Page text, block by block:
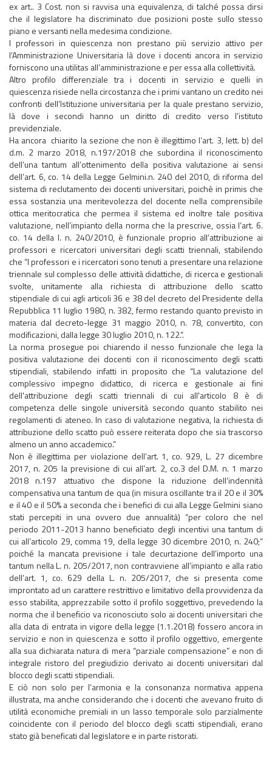
ex art.. 3 Cost. non si ravvisa una equivalenza, di talché possa dirsi
che il legislatore ha discriminato due posizioni poste sullo stesso
piano e versanti nella medesima condizione.
I professori in quiescenza non prestano più servizio attivo per
l’Amministrazione Universitaria là dove i docenti ancora in servizio
forniscono una utilitas all’amministrazione e per essa alla collettività.
Altro profilo differenziale tra i docenti in servizio e quelli in
quiescenza risiede nella circostanza che i primi vantano un credito nei
confronti dell’Istituzione universitaria per la quale prestano servizio,
là dove i secondi hanno un diritto di credito verso l’istituto
previdenziale.
Ha ancora chiarito la sezione che non è illegittimo l’art. 3, lett. b) del
d.m. 2 marzo 2018, n.197/2018 che subordina il riconoscimento
dell’una tantum all’ottenimento della positiva valutazione ai sensi
dell’art. 6, co. 14 della Legge Gelmini.n. 240 del 2010, di riforma del
sistema di reclutamento dei docenti universitari, poichè in primis che
essa sostanzia una meritevolezza del docente nella comprensibile
ottica meritocratica che permea il sistema ed inoltre tale positiva
valutazione, nell’impianto della norma che la prescrive, ossia l’art. 6.
co. 14 della l. n. 240/2010, è funzionale proprio all’attribuzione ai
professori e ricercatori universitari degli scatti triennali, stabilendo
che “I professori e i ricercatori sono tenuti a presentare una relazione
triennale sul complesso delle attività didattiche, di ricerca e gestionali
svolte, unitamente alla richiesta di attribuzione dello scatto
stipendiale di cui agli articoli 36 e 38 del decreto del Presidente della
Repubblica 11 luglio 1980, n. 382, fermo restando quanto previsto in
materia dal decreto-legge 31 maggio 2010, n. 78, convertito, con
modificazioni, dalla legge 30 luglio 2010, n. 122.”.
La norma prosegue poi chiarendo il nesso funzionale che lega la
positiva valutazione dei docenti con il riconoscimento degli scatti
stipendiali, stabilendo infatti in proposito che “La valutazione del
complessivo impegno didattico, di ricerca e gestionale ai fini
dell'attribuzione degli scatti triennali di cui all'articolo 8 è di
competenza delle singole università secondo quanto stabilito nei
regolamenti di ateneo. In caso di valutazione negativa, la richiesta di
attribuzione dello scatto può essere reiterata dopo che sia trascorso
almeno un anno accademico.”
Non è illegittima per violazione dell’art. 1, co. 929, L. 27 dicembre
2017, n. 205 la previsione di cui all’art. 2, co.3 del D.M. n. 1 marzo
2018 n.197 attuativo che dispone la riduzione dell’indennità
compensativa una tantum de qua (in misura oscillante tra il 20 e il 30%
e il 40 e il 50% a seconda che i benefici di cui alla Legge Gelmini siano
stati percepiti in una ovvero due annualità) “per coloro che nel
periodo 2011-2013 hanno beneficiato degli incentivi una tantum di
cui all’articolo 29, comma 19, della legge 30 dicembre 2010, n. 240;”
poiché la mancata previsione i tale decurtazione dell’importo una
tantum nella L. n. 205/2017, non contravviene all’impianto e alla ratio
dell’art. 1, co. 629 della L. n. 205/2017, che si presenta come
improntato ad un carattere restrittivo e limitativo della provvidenza da
esso stabilita, apprezzabile sotto il profilo soggettivo, prevedendo la
norma che il beneficio va riconosciuto solo ai docenti universitari che
alla data di entrata in vigore della legge (1.1.2018) fossero ancora in
servizio e non in quiescenza e sotto il profilo oggettivo, emergente
alla sua dichiarata natura di mera “parziale compensazione” e non di
integrale ristoro del pregiudizio derivato ai docenti universitari dal
blocco degli scatti stipendiali.
​​​​​​​E ciò non solo per l’armonia e la consonanza normativa appena
illustrata, ma anche considerando che i docenti che avevano fruito di
utilità economiche premiali in un lasso temporale solo parzialmente
coincidente con il periodo del blocco degli scatti stipendiali, erano
stato già beneficati dal legislatore e in parte ristorati.